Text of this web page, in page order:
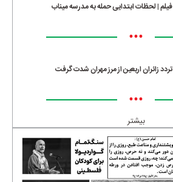
فیلم | لحظات ابتدایی حمله به مدرسه میناب
•••
تردد زائران اربعین از مرز مهران شدت گرفت
•••
بیشتر